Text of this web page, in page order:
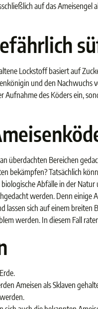
auf das
Lockstoff basiert auf
und den
des Köders ein,
überdachten Bereichen
bekämpfen? Tatsächlich
Abfälle in der
werden. Denn einige
lassen sich auf einem
werden. In diesem Fall
Ameisen als Sklaven